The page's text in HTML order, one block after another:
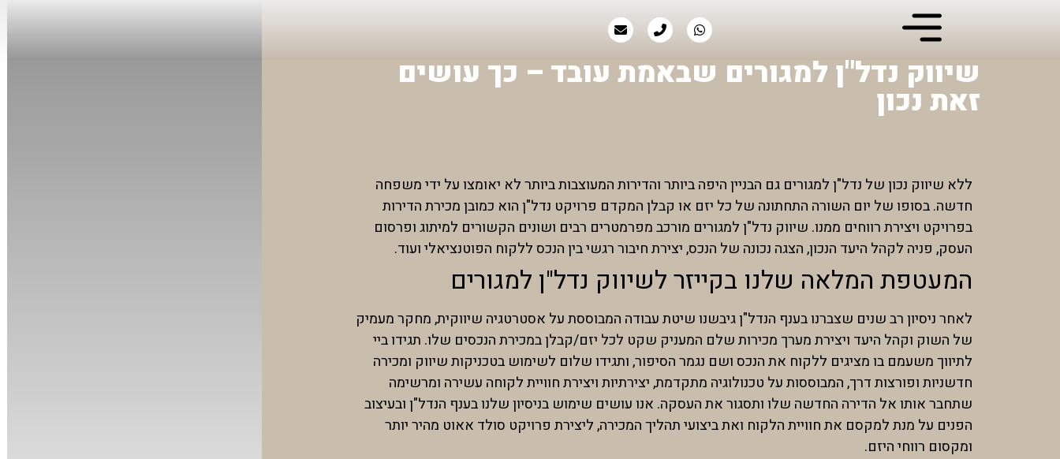
שיווק נדל"ן למגורים שבאמת עובד – כך עושים
זאת נכון
ללא שיווק נכון של נדל"ן למגורים גם הבניין היפה ביותר והדירות המעוצבות ביותר לא יאומצו על ידי משפחה
חדשה. בסופו של יום השורה התחתונה של כל יזם או קבלן המקדם פרויקט נדל"ן הוא כמובן מכירת הדירות
בפרויקט ויצירת רווחים ממנו. שיווק נדל"ן למגורים מורכב מפרמטרים רבים ושונים הקשורים למיתוג ופרסום
העסק, פניה לקהל היעד הנכון, הצגה נכונה של הנכס, יצירת חיבור רגשי בין הנכס ללקוח הפוטנציאלי ועוד.
המעטפת המלאה שלנו בקייזר לשיווק נדל"ן למגורים
לאחר ניסיון רב שנים שצברנו בענף הנדל"ן גיבשנו שיטת עבודה המבוססת על אסטרטגיה שיווקית, מחקר מעמיק
של השוק וקהל היעד ויצירת מערך מכירות שלם המעניק שקט לכל יזם/קבלן במכירת הנכסים שלו. תגידו ביי
לתיווך משעמם בו מציגים ללקוח את הנכס ושם נגמר הסיפור, ותגידו שלום לשימוש בטכניקות שיווק ומכירה
חדשניות ופורצות דרך, המבוססות על טכנולוגיה מתקדמת, יצירתיות ויצירת חוויית לקוחה עשירה ומרשימה
שתחבר אותו אל הדירה החדשה שלו ותסגור את העסקה. אנו עושים שימוש בניסיון שלנו בענף הנדל"ן ובעיצוב
הפנים על מנת למקסם את חוויית הלקוח ואת ביצועי תהליך המכירה, ליצירת פרויקט סולד אאוט מהיר יותר
ומקסום רווחי היזם.